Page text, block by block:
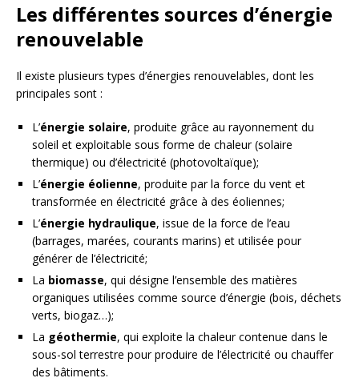
Les différentes sources d’énergie
renouvelable
Il existe plusieurs types d’énergies renouvelables, dont les
principales sont :
L’énergie solaire, produite grâce au rayonnement du
soleil et exploitable sous forme de chaleur (solaire
thermique) ou d’électricité (photovoltaïque);
L’énergie éolienne, produite par la force du vent et
transformée en électricité grâce à des éoliennes;
L’énergie hydraulique, issue de la force de l’eau
(barrages, marées, courants marins) et utilisée pour
générer de l’électricité;
La biomasse, qui désigne l’ensemble des matières
organiques utilisées comme source d’énergie (bois, déchets
verts, biogaz…);
La géothermie, qui exploite la chaleur contenue dans le
sous-sol terrestre pour produire de l’électricité ou chauffer
des bâtiments.